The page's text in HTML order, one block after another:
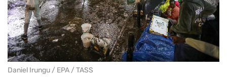
Daniel Irungu / EPA / TASS